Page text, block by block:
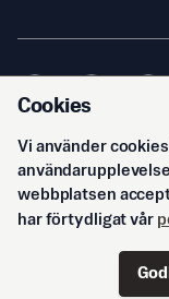
© Svenska Epoch
Cookies
Vi använder
webbplatsen
har förtydligat vår